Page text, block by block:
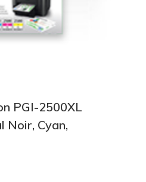
PGI-2500XL
Noir, Cyan,